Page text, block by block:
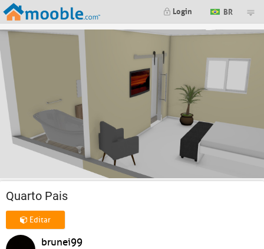
Login BR
Quarto Pais
Editar
brunei99